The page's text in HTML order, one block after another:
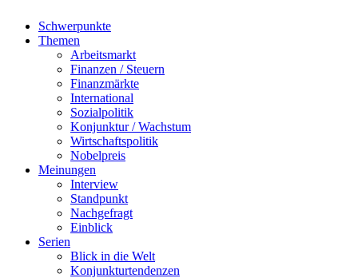
Schwerpunkte
Themen
Arbeitsmarkt
Finanzen / Steuern
Finanzmärkte
International
Sozialpolitik
Konjunktur / Wachstum
Wirtschaftspolitik
Nobelpreis
Meinungen
Interview
Standpunkt
Nachgefragt
Einblick
Serien
Blick in die Welt
Konjunkturtendenzen